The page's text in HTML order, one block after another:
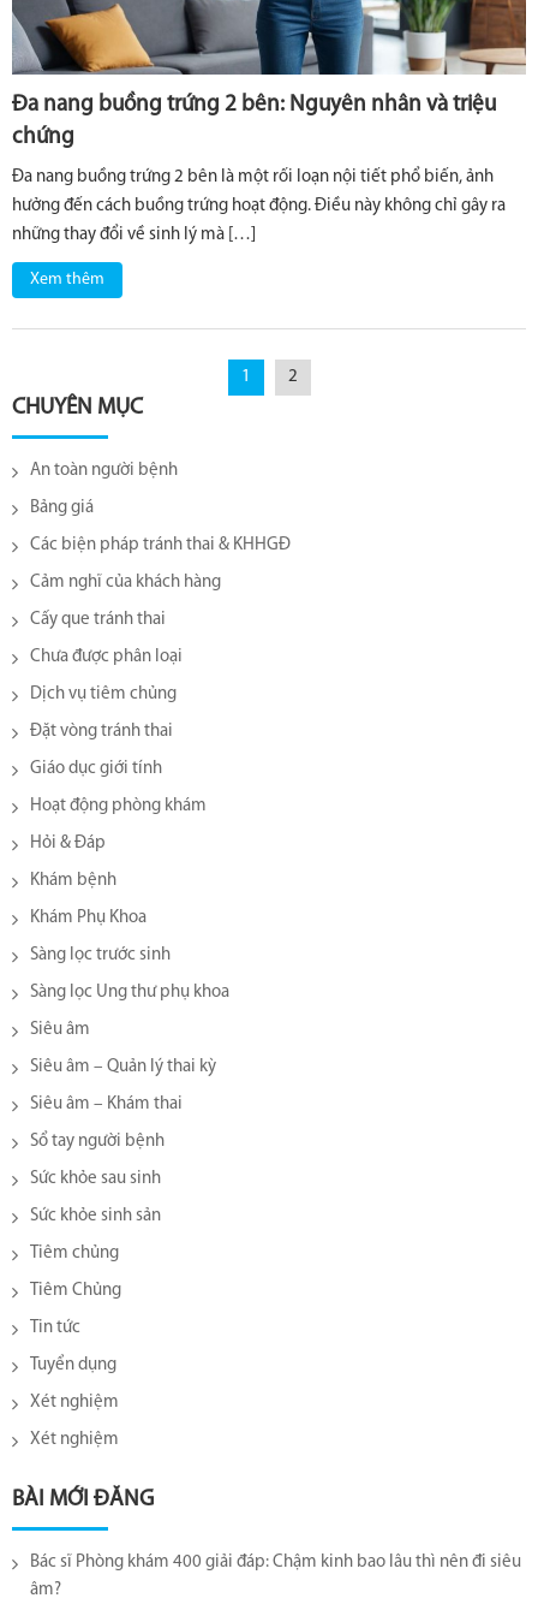
Đa nang buồng trứng 2 bên: Nguyên nhân và triệu
chứng
Đa nang buồng trứng 2 bên là một rối loạn nội tiết phổ biến, ảnh
hưởng đến cách buồng trứng hoạt động. Điều này không chỉ gây ra
những thay đổi về sinh lý mà […]
Xem thêm
1 2
CHUYÊN MỤC
An toàn người bệnh
Bảng giá
Các biện pháp tránh thai & KHHGĐ
Cảm nghĩ của khách hàng
Cấy que tránh thai
Chưa được phân loại
Dịch vụ tiêm chủng
Đặt vòng tránh thai
Giáo dục giới tính
Hoạt động phòng khám
Hỏi & Đáp
Khám bệnh
Khám Phụ Khoa
Sàng lọc trước sinh
Sàng lọc Ung thư phụ khoa
Siêu âm
Siêu âm – Quản lý thai kỳ
Siêu âm – Khám thai
Sổ tay người bệnh
Sức khỏe sau sinh
Sức khỏe sinh sản
Tiêm chủng
Tiêm Chủng
Tin tức
Tuyển dụng
Xét nghiệm
Xét nghiệm
BÀI MỚI ĐĂNG
Bác sĩ Phòng khám 400 giải đáp: Chậm kinh bao lâu thì nên đi siêu
âm?